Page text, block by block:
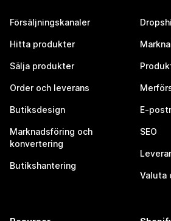
Försäljningskanaler
Hitta produkter
Sälja produkter
Order och leverans
Butiksdesign
Marknadsföring och
konvertering
Butikshantering
E-
SEO
Valuta